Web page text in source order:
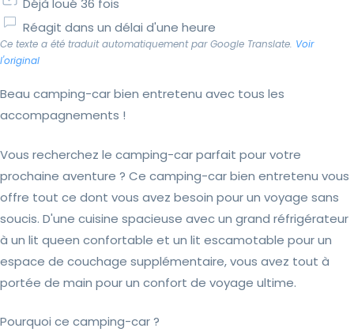
Déjà loué 36 fois
Réagit dans un délai d'une heure
Ce texte a été traduit automatiquement par Google Translate. Voir
l'original
Beau camping-car bien entretenu avec tous les
accompagnements !
Vous recherchez le camping-car parfait pour votre
prochaine aventure ? Ce camping-car bien entretenu vous
offre tout ce dont vous avez besoin pour un voyage sans
soucis. D'une cuisine spacieuse avec un grand réfrigérateur
à un lit queen confortable et un lit escamotable pour un
espace de couchage supplémentaire, vous avez tout à
portée de main pour un confort de voyage ultime.
Pourquoi ce camping-car ?